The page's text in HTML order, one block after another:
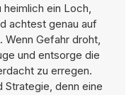
ein Loch,
achtest genau auf
Gefahr droht,
und entsorge die
zu erregen.
denn eine